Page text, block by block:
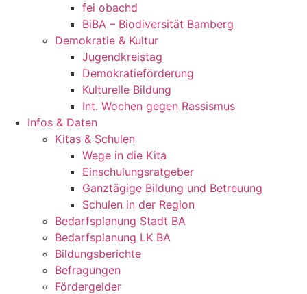
fei obachd
BiBA – Biodiversität Bamberg
Demokratie & Kultur
Jugendkreistag
Demokratieförderung
Kulturelle Bildung
Int. Wochen gegen Rassismus
Infos & Daten
Kitas & Schulen
Wege in die Kita
Einschulungsratgeber
Ganztägige Bildung und Betreuung
Schulen in der Region
Bedarfsplanung Stadt BA
Bedarfsplanung LK BA
Bildungsberichte
Befragungen
Förder­gelder